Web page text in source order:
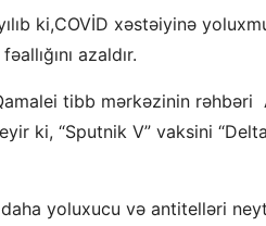
ki,COVİD xəstəiyinə
azaldır.
tibb mərkəzinin
ki, “Sputnik V” vaksini
yoluxucu və antitelləri